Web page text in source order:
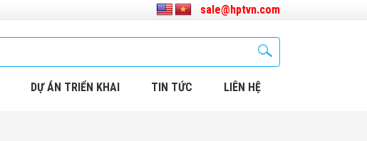
sale@hptvn.com
DỰ ÁN TRIỂN KHAI TIN TỨC LIÊN HỆ